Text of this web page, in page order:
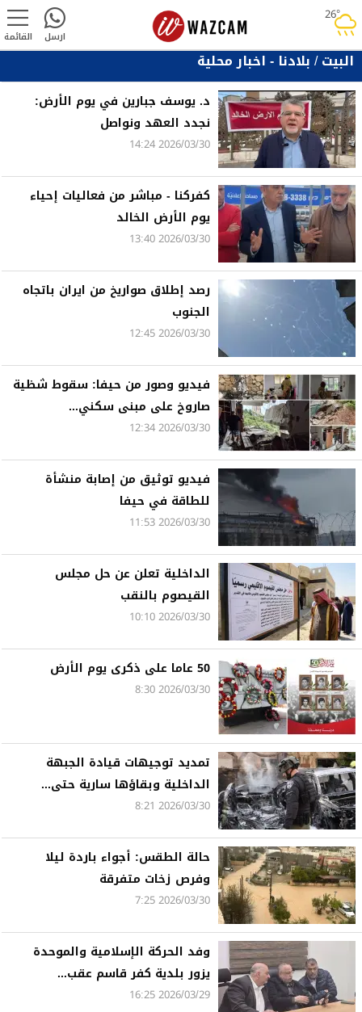
26°rainy القائمة ارسل
البيت/بلادنا - اخبار محلية
د. يوسف جبارين في يوم الأرض:
نجدد العهد ونواصل
2026/03/30 14:24
كفركنا - مباشر من فعاليات إحياء
يوم الأرض الخالد
2026/03/30 13:40
رصد إطلاق صواريخ من ايران باتجاه
الجنوب
2026/03/30 12:45
فيديو وصور من حيفا: سقوط شظية
صاروخ على مبنى سكني...
2026/03/30 12:34
فيديو توثيق من إصابة منشأة
للطاقة في حيفا
2026/03/30 11:53
الداخلية تعلن عن حل مجلس
القيصوم بالنقب
2026/03/30 10:10
50 عاما على ذكرى يوم الأرض
2026/03/30 8:30
تمديد توجيهات قيادة الجبهة
الداخلية وبقاؤها سارية حتى...
2026/03/30 8:21
حالة الطقس: أجواء باردة ليلا
وفرص زخات متفرقة
2026/03/30 7:25
وفد الحركة الإسلامية والموحدة
يزور بلدية كفر قاسم عقب...
2026/03/29 16:25